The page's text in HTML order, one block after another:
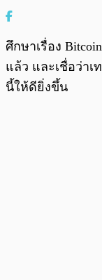
ศึกษาเรื่อง
แล้ว และเชื่อว่า
นี้ให้ดียิ่งขึ้น